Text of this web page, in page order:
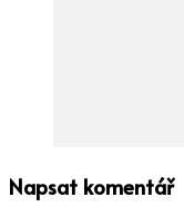
Napsat komentář